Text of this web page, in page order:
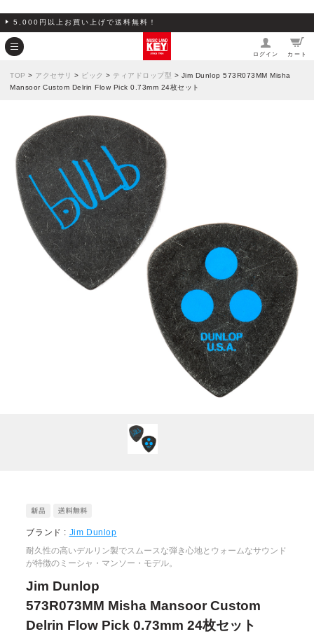
5,000円以上お買い上げで送料無料！
ログイン カート
TOP > アクセサリ > ピック > ティアドロップ型 > Jim Dunlop 573R073MM Misha
Mansoor Custom Delrin Flow Pick 0.73mm 24枚セット
ブランド : Jim Dunlop
耐久性の高いデルリン製でスムースな弾き心地とウォームなサウンド
が特徴のミーシャ・マンソー・モデル。
Jim Dunlop
573R073MM Misha Mansoor Custom
Delrin Flow Pick 0.73mm 24枚セット